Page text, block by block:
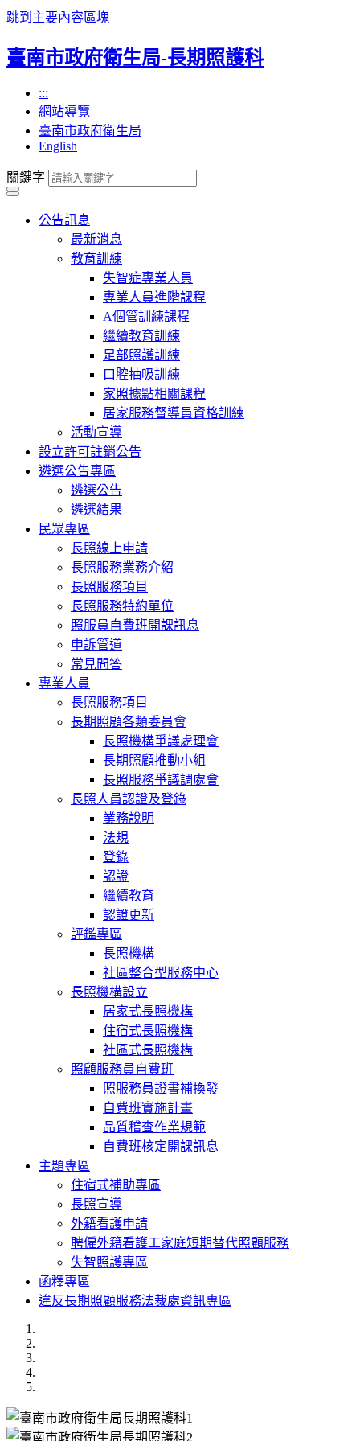
跳到主要內容區塊
臺南市政府衛生局-長期照護科
:::
網站導覽
臺南市政府衛生局
English
關鍵字
公告訊息
最新消息
教育訓練
失智症專業人員
專業人員進階課程
A個管訓練課程
繼續教育訓練
足部照護訓練
口腔抽吸訓練
家照據點相關課程
居家服務督導員資格訓練
活動宣導
設立許可註銷公告
遴選公告專區
遴選公告
遴選結果
民眾專區
長照線上申請
長照服務業務介紹
長照服務項目
長照服務特約單位
照服員自費班開課訊息
申訴管道
常見問答
專業人員
長照服務項目
長期照顧各類委員會
長照機構爭議處理會
長期照顧推動小組
長照服務爭議調處會
長照人員認證及登錄
業務說明
法規
登錄
認證
繼續教育
認證更新
評鑑專區
長照機構
社區整合型服務中心
長照機構設立
居家式長照機構
住宿式長照機構
社區式長照機構
照顧服務員自費班
照服務員證書補換發
自費班實施計畫
品質稽查作業規範
自費班核定開課訊息
主題專區
住宿式補助專區
長照宣導
外籍看護申請
聘僱外籍看護工家庭短期替代照顧服務
失智照護專區
函釋專區
違反長期照顧服務法裁處資訊專區